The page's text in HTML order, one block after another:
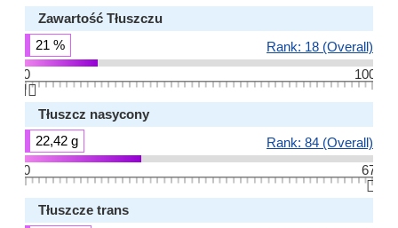
Zawartość Tłuszczu
21 %
Rank: 18 (Overall)
0
100
👆🏻
Tłuszcz nasycony
22,42 g
Rank: 84 (Overall)
0
67
👆🏻
Tłuszcze trans